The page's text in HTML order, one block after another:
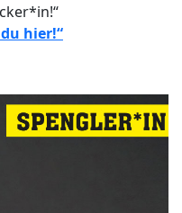
hier!“